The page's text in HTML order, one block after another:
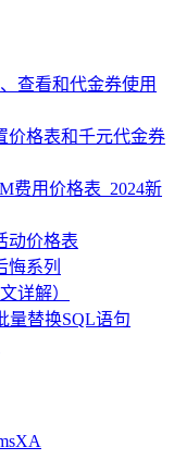
查看和代金券使用
价格表和千元代金券
费用价格表_2024新
动价格表
悔系列
详解）
量替换SQL语句